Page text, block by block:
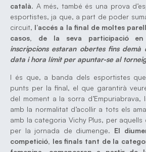
català. A més, també és una prova
esportistes, ja que, a part de poder
circuit, l’accés a la final de moltes
casos, de la seva participació en
inscripcions estaran obertes fins demà
data i hora límit per apuntar-se al
I és que, a banda dels esportistes
punts per la final, el que garantirà
del moment a la sorra
amb la normalitat d’acollir a tots els
amb la categoria Vichy Plus, per aquells
per la jornada de diumenge. El
competició, les finals tant de la